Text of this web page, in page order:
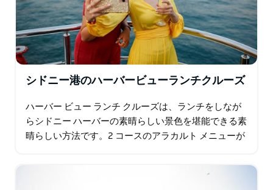
シドニー港のハーバービューランチクルーズ
ハーバー ビュー ランチ クルーズは、ランチをしなが
らシドニー ハーバーの素晴らしい景色を堪能できる素
晴らしい方法です。2 コースのアラカルト メニューが